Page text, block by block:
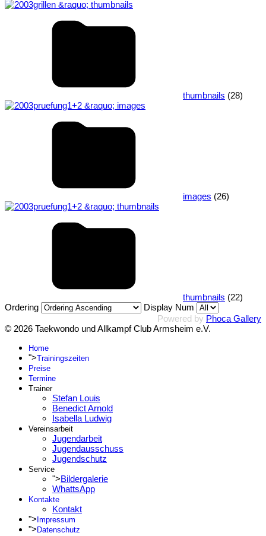
thumbnails (28)
images (26)
thumbnails (22)
Ordering
Display Num
Powered by Phoca Gallery
© 2026 Taekwondo und Allkampf Club Armsheim e.V.
Home
">Trainingszeiten
Preise
Termine
Trainer
Stefan Louis
Benedict Arnold
Isabella Ludwig
Vereinsarbeit
Jugendarbeit
Jugendausschuss
Jugendschutz
Service
">Bildergalerie
WhattsApp
Kontakte
Kontakt
"> Impressum
"> Datenschutz